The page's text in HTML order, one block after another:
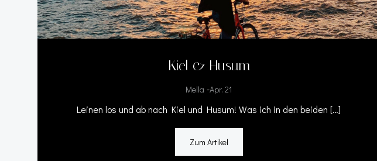
Kiel & Husum
Mella -Apr. 21
Leinen los und ab nach Kiel und Husum! Was ich in den beiden […]
Zum Artikel